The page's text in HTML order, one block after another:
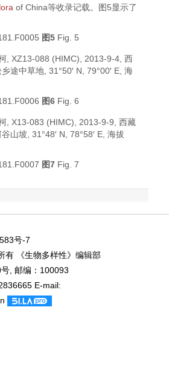
of China等收录记载。 图5显示了
图5 Fig. 5
, XZ13-088 (HIMC), 2013-9-4, 西
途中草地, 31°50′ N, 79°00′ E, 海
图6 Fig. 6
, X13-083 (HIMC), 2013-9-9, 西藏
山坡, 31°48′ N, 78°58′ E, 海拔
图7 Fig. 7
号-7
有 《生物多样性》编辑部
, 邮编：100093
E-mail: